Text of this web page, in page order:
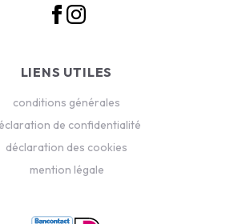
LIENS UTILES
conditions générales
de confidentialité
déclaration des cookies
mention légale